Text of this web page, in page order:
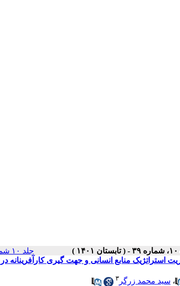
جلد ۱۰ شماره ۳۹ صفحات ۱۳۸-۱۱۵
، سید محمد زرگر ۳